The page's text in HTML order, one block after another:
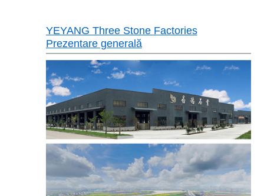
YEYANG Three Stone Factories
Prezentare generală